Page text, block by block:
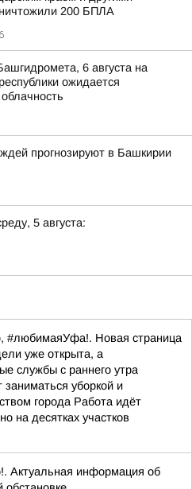
200 БПЛА
6 августа на
ожидается
прогнозируют в Башкирии
5 августа:
#любимаяУфа!. Новая страница
уже открыта, а
службы с раннего утра
уборкой и
города Работа идёт
на десятках участков
Актуальная информация об